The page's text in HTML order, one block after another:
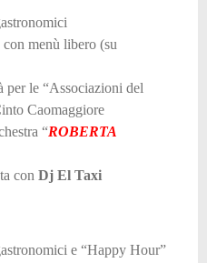
menù libero (su
per le “Associazioni del
Caomaggiore
“ROBERTA
con Dj El Taxi
e “Happy Hour”